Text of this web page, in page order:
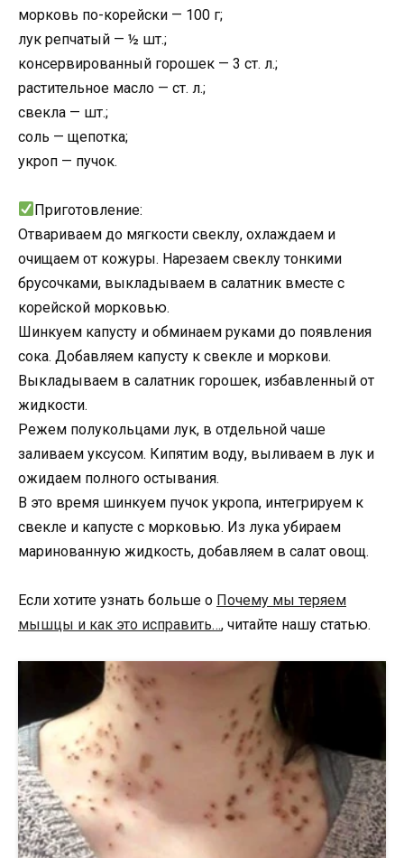
морковь по-корейски — 100 г;
лук репчатый — ½ шт.;
консервированный горошек — 3 ст. л.;
растительное масло — ст. л.;
свекла — шт.;
соль — щепотка;
укроп — пучок.
Приготовление:
Отвариваем до мягкости свеклу, охлаждаем и
очищаем от кожуры. Нарезаем свеклу тонкими
брусочками, выкладываем в салатник вместе с
корейской морковью.
Шинкуем капусту и обминаем руками до появления
сока. Добавляем капусту к свекле и моркови.
Выкладываем в салатник горошек, избавленный от
жидкости.
Режем полукольцами лук, в отдельной чаше
заливаем уксусом. Кипятим воду, выливаем в лук и
ожидаем полного остывания.
В это время шинкуем пучок укропа, интегрируем к
свекле и капусте с морковью. Из лука убираем
маринованную жидкость, добавляем в салат овощ.
Если хотите узнать больше о Почему мы теряем
мышцы и как это исправить…, читайте нашу статью.